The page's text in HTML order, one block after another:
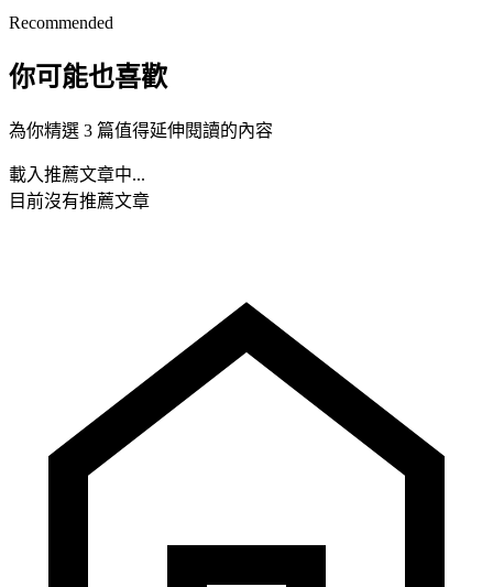
Recommended
你可能也喜歡
為你精選 3 篇值得延伸閱讀的內容
載入推薦文章中...
目前沒有推薦文章